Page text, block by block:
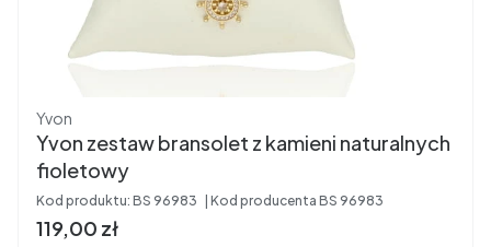
Producent
Yvon
Yvon zestaw bransolet z kamieni naturalnych
fioletowy
Kod produktu: BS 96983 Kod producenta BS 96983
Cena brutto
119,00 zł